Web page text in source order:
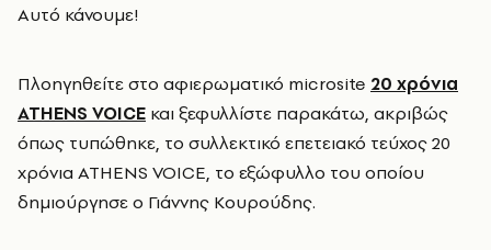
Αυτό κάνουμε!
Πλοηγηθείτε στο αφιερωματικό microsite 20 χρόνια
ATHENS VOICE και ξεφυλλίστε παρακάτω, ακριβώς
όπως τυπώθηκε, το συλλεκτικό επετειακό τεύχος 20
χρόνια ATHENS VOICE, το εξώφυλλο του οποίου
δημιούργησε ο Γιάννης Κουρούδης.